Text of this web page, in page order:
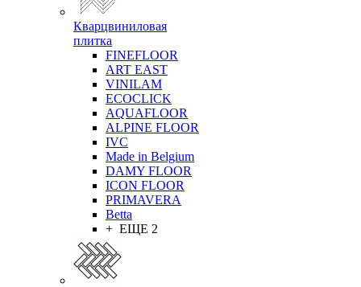
Кварцвиниловая
плитка
FINEFLOOR
ART EAST
VINILAM
ECOCLICK
AQUAFLOOR
ALPINE FLOOR
IVC
Made in Belgium
DAMY FLOOR
ICON FLOOR
PRIMAVERA
Betta
+ ЕЩЕ 2